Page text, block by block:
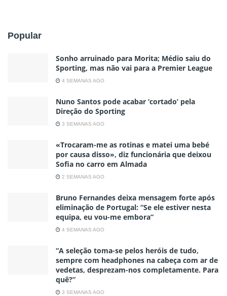
Popular
Sonho arruinado para Morita; Médio saiu do
Sporting, mas não vai para a Premier League
4 SEMANAS AGO
Nuno Santos pode acabar ‘cortado’ pela
Direção do Sporting
3 SEMANAS AGO
«Trocaram-me as rotinas e matei uma bebé
por causa disso», diz funcionária que deixou
Sofia no carro em Almada
2 SEMANAS AGO
Bruno Fernandes deixa mensagem forte após
eliminação de Portugal: “Se ele estiver nesta
equipa, eu vou-me embora”
4 SEMANAS AGO
“A seleção toma-se pelos heróis de tudo,
sempre com headphones na cabeça com ar de
vedetas, desprezam-nos completamente. Para
quê?”
3 SEMANAS AGO